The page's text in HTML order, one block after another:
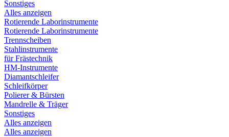
Sonstiges
Alles anzeigen
Rotierende Laborinstrumente
Rotierende Laborinstrumente
Trennscheiben
Stahlinstrumente
für Frästechnik
HM-Instrumente
Diamantschleifer
Schleifkörper
Polierer & Bürsten
Mandrelle & Träger
Sonstiges
Alles anzeigen
Alles anzeigen